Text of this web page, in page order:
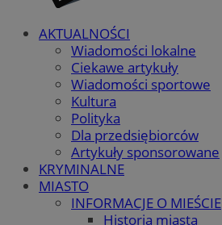
AKTUALNOŚCI
Wiadomości lokalne
Ciekawe artykuły
Wiadomości sportowe
Kultura
Polityka
Dla przedsiębiorców
Artykuły sponsorowane
KRYMINALNE
MIASTO
INFORMACJE O MIEŚCIE
Historia miasta